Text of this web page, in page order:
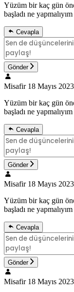
Yüzüm bir kaç gün
başladı ne yapmalıyım
Cevapla
Gönder
Misafir 18 Mayıs
Yüzüm bir kaç gün
başladı ne yapmalıyım
Cevapla
Gönder
Misafir 18 Mayıs
Yüzüm bir kaç gün
başladı ne yapmalıyım
Cevapla
Gönder
Misafir 18 Mayıs